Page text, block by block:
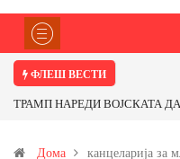
ФЛЕШ ВЕСТИ
ТРАМП НАРЕДИ ВОЈСКАТА
Иловица и со антимонот?
Дома канцеларија за